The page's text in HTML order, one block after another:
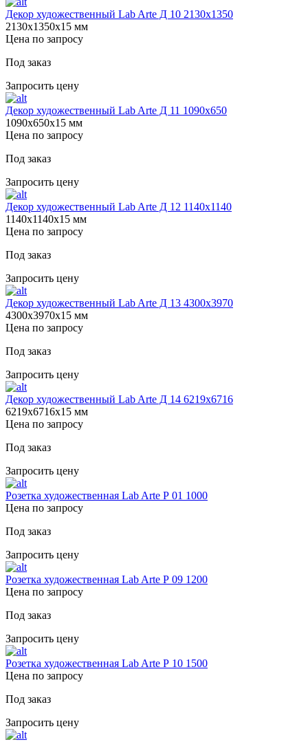
Декор художественный Lab Arte Д 10 2130х1350
2130х1350х15 мм
Цена по запросу
Под заказ
Запросить цену
Декор художественный Lab Arte Д 11 1090х650
1090х650х15 мм
Цена по запросу
Под заказ
Запросить цену
Декор художественный Lab Arte Д 12 1140х1140
1140х1140х15 мм
Цена по запросу
Под заказ
Запросить цену
Декор художественный Lab Arte Д 13 4300х3970
4300х3970х15 мм
Цена по запросу
Под заказ
Запросить цену
Декор художественный Lab Arte Д 14 6219х6716
6219х6716х15 мм
Цена по запросу
Под заказ
Запросить цену
Розетка художественная Lab Arte Р 01 1000
Цена по запросу
Под заказ
Запросить цену
Розетка художественная Lab Arte Р 09 1200
Цена по запросу
Под заказ
Запросить цену
Розетка художественная Lab Arte Р 10 1500
Цена по запросу
Под заказ
Запросить цену